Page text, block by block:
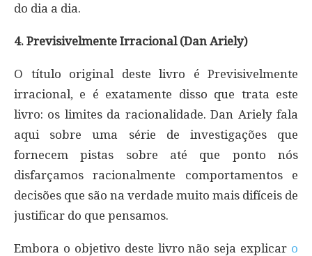
do dia a dia.
4. Previsivelmente Irracional (Dan Ariely)
O título original deste livro é Previsivelmente
irracional, e é exatamente disso que trata este
livro: os limites da racionalidade. Dan Ariely fala
aqui sobre uma série de investigações que
fornecem pistas sobre até que ponto nós
disfarçamos racionalmente comportamentos e
decisões que são na verdade muito mais difíceis de
justificar do que pensamos.
Embora o objetivo deste livro não seja explicar o